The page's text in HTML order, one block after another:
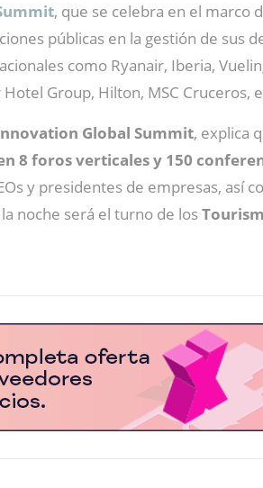
, que se celebra en el marco
públicas en la gestión de sus
como Ryanair, Iberia,
Group, Hilton, MSC Cruceros,
Global Summit, explica
8 foros verticales y 150
y presidentes de empresas, así
noche será el turno de los